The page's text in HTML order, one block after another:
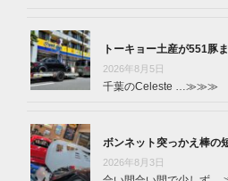
トーキョー土産が551豚
2026年8月5日
千葉のCeleste … ≫≫≫
ボンネット突っかえ棒の
2026年8月3日